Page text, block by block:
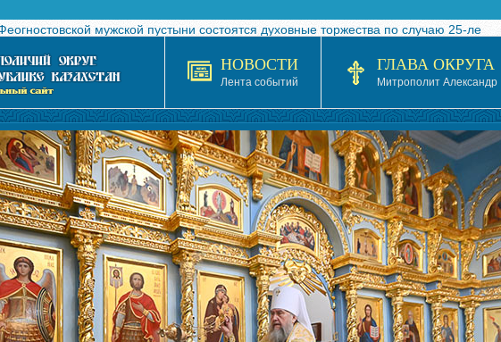
мужской пустыни состоятся духовные торжества по случаю 25-ле
проведении Международного турнира по волейболу, посвященного 25-летию обр
журнала «Свет Православия в Казахстане»
«Управляющие Алма-Атинской епархией Русской Православной Церкви в 1927–19
семинария объявляет прием документов на 2026-2027 учебный год
НОВОСТИ
Лента событий
ГЛАВА ОКРУГА
Митрополит Александр